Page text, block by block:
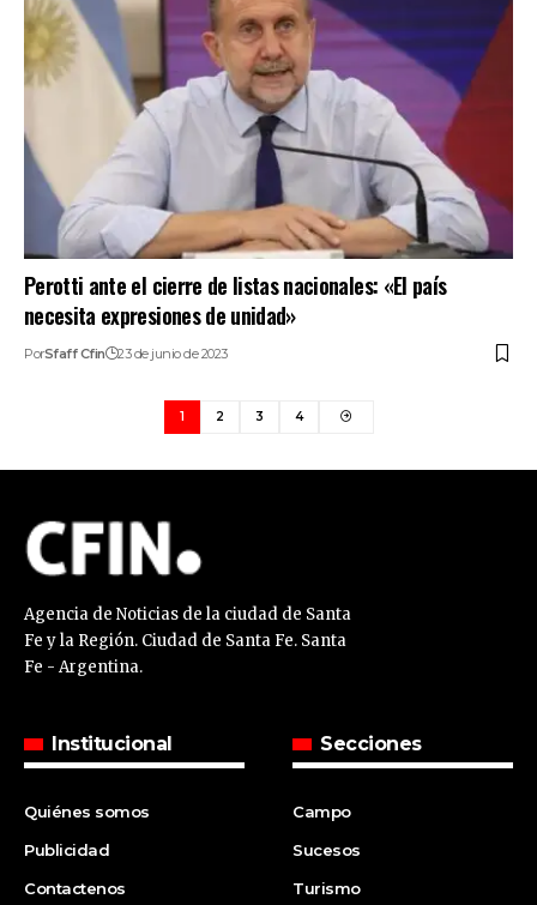
Perotti ante el cierre de listas nacionales: «El país
necesita expresiones de unidad»
PorSfaff Cfin 23 de junio de 2023
1 2 3 4
Agencia de Noticias de la ciudad de Santa
Fe y la Región. Ciudad de Santa Fe. Santa
Fe - Argentina.
Institucional
Quiénes somos
Publicidad
Contactenos
Secciones
Campo
Sucesos
Turismo